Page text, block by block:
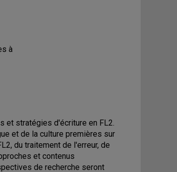
à
et stratégies d'écriture en FL2.
et de la culture premières sur
du traitement de l'erreur, de
et contenus
de recherche seront